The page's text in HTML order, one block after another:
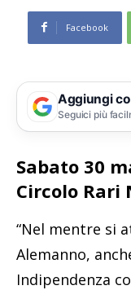
Facebook
Aggiungi
Seguici più
Sabato 30
Circolo Rari
“Nel mentre si
Alemanno,
Indipendenza